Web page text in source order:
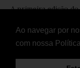
Ao navegar por
com nossa
A primeira edição
alguns dos mais